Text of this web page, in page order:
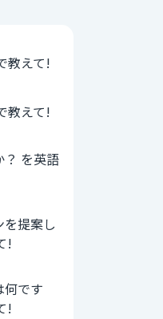
教えて!
教えて!
？ を英語
提案し
!
何です
!